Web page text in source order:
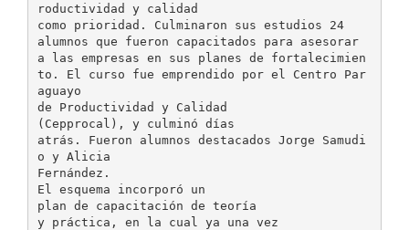
roductividad y calidad
como prioridad. Culminaron sus estudios 24
alumnos que fueron capacitados para asesorar
a las empresas en sus planes de fortalecimien
to. El curso fue emprendido por el Centro Par
aguayo
de Productividad y Calidad
(Cepprocal), y culminó días
atrás. Fueron alumnos destacados Jorge Samudi
o y Alicia
Fernández.
El esquema incorporó un
plan de capacitación de teoría
y práctica, en la cual ya una vez